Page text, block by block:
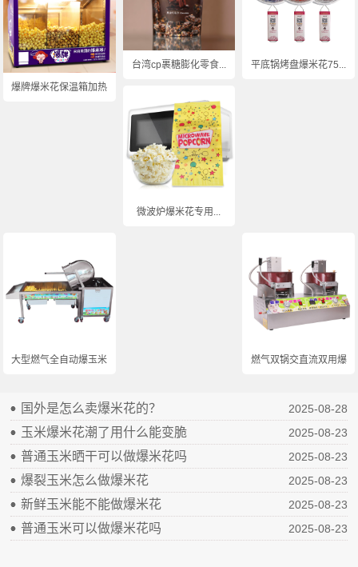
爆牌爆米花保温箱加热...
台湾cp裹糖膨化零食... 平底锅烤盘爆米花75...
微波炉爆米花专用...
大型燃气全自动爆玉米... 燃气双锅交直流双用爆...
国外是怎么卖爆米花的？ 2025-08-28
玉米爆米花潮了用什么能变脆 2025-08-23
普通玉米晒干可以做爆米花吗 2025-08-23
爆裂玉米怎么做爆米花 2025-08-23
新鲜玉米能不能做爆米花 2025-08-23
普通玉米可以做爆米花吗 2025-08-23